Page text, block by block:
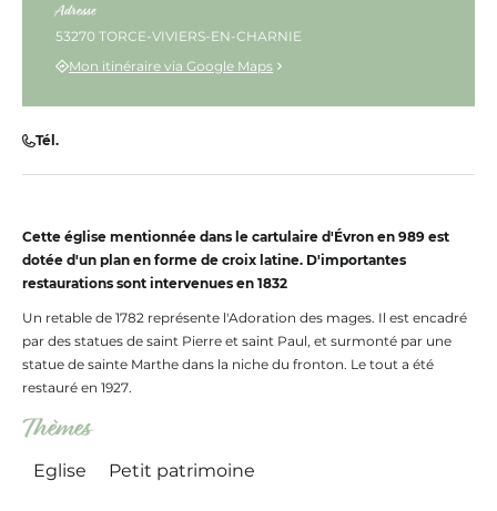
Cette église mentionnée dans le cartulaire d'Évron en 989 est
dotée d'un plan en forme de croix latine. D'importantes
restaurations sont intervenues en 1832
Un retable de 1782 représente l'Adoration des mages. Il est encadré
par des statues de saint Pierre et saint Paul, et surmonté par une
statue de sainte Marthe dans la niche du fronton. Le tout a été
restauré en 1927.
Thèmes
Eglise Petit patrimoine
Adresse
53270 TORCE-VIVIERS-EN-CHARNIE
Mon itinéraire via Google Maps
Tél.